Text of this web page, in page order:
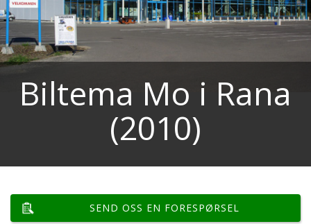
Biltema Mo i Rana
(2010)
SEND OSS EN FORESPØRSEL